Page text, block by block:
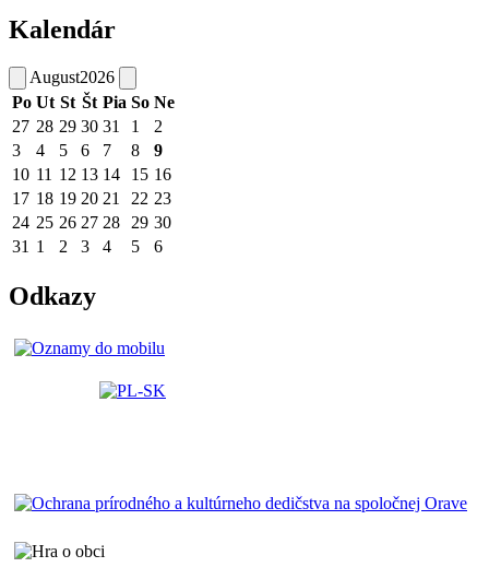
Kalendár
August2026
Po Ut St Št Pia So Ne
27 28 29 30 31 1
2
3
4 5 6 7 8
9
10 11 12 13 14 15 16
17 18 19 20 21 22 23
24 25 26 27 28 29 30
31 1 2 3 4 5 6
Odkazy